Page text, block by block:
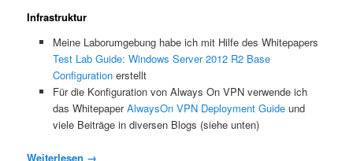
Infrastruktur
Meine Laborumgebung habe ich mit Hilfe des Whitepapers
Test Lab Guide: Windows Server 2012 R2 Base
Configurationerstellt
Für die Konfiguration von Always On VPN verwende ich
das WhitepaperAlwaysOn VPN Deployment Guideund
viele Beiträge in diversen Blogs (siehe unten)
Weiterlesen →